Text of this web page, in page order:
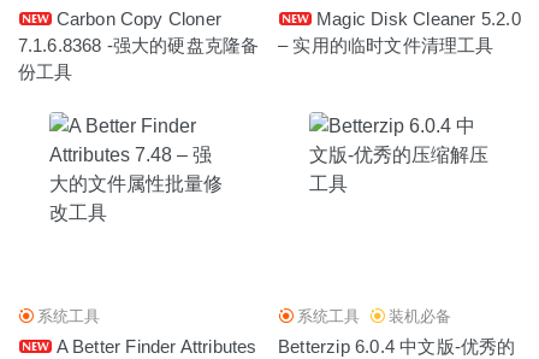
Carbon Copy Cloner
7.1.6.8368 -强大的硬盘克隆备
份工具
Magic Disk Cleaner 5.2.0
– 实用的临时文件清理工具
系统工具
A Better Finder Attributes
系统工具 装机必备
Betterzip 6.0.4 中文版-优秀的